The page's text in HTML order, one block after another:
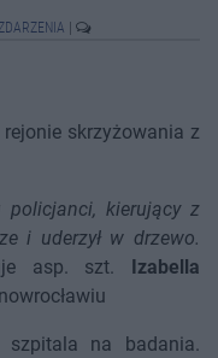
skrzyżowania z
kierujący z
i uderzył w drzewo.
asp. szt.
Izabella
szpitala na badania.